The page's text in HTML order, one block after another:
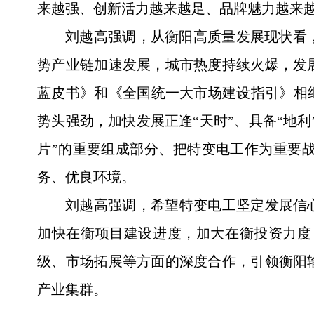
来越强、创新活力越来越足、品牌魅力越来
刘越高强调，从衡阳高质量发展现状
势产业链加速发展，城市热度持续火爆，
蓝皮书》和《全国统一大市场建设指引》
势头强劲，加快发展正逢“天时”、具备“地
片”的重要组成部分、把特变电工作为重要
务、优良环境。
刘越高强调，希望特变电工坚定发展
加快在衡项目建设进度，加大在衡投资力
级、市场拓展等方面的深度合作，引领衡
产业集群。